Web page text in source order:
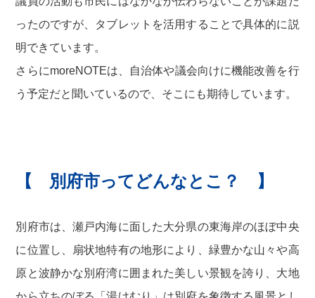
ったのですが、タブレットを活用することで具体的に説
明できています。
さらにmoreNOTEは、自治体や議会向けに機能改善を行
う予定だと聞いているので、そこにも期待しています。
【 別府市ってどんなとこ？ 】
別府市は、瀬戸内海に面した大分県の東海岸のほぼ中央
に位置し、扇状地特有の地形により、緑豊かな山々や高
原と波静かな別府湾に囲まれた美しい景観を誇り、大地